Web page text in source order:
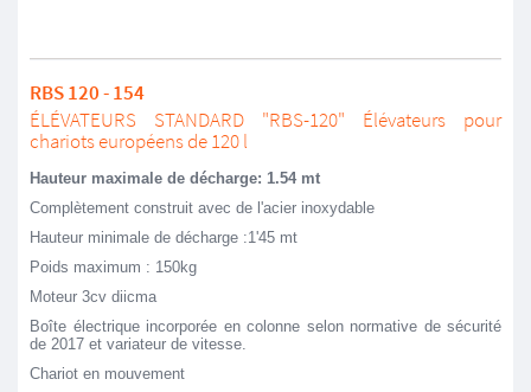
RBS 120 - 154
ÉLÉVATEURS STANDARD "RBS-120" Élévateurs pour
chariots européens de 120 l
Hauteur maximale de décharge: 1.54 mt
Complètement construit avec de l'acier inoxydable
Hauteur minimale de décharge :1'45 mt
Poids maximum : 150kg
Moteur 3cv diicma
Boîte électrique incorporée en colonne selon normative de sécurité
de 2017 et variateur de vitesse.
Chariot en mouvement